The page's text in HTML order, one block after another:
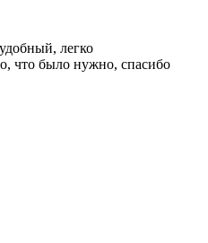
легко
что было нужно, спасибо